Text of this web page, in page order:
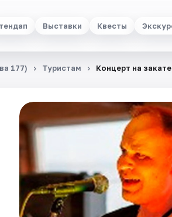
Выставки Квесты
177) Туристам Концерт на